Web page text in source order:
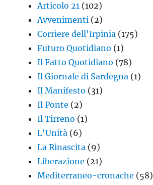
Articolo 21 (102)
Avvenimenti (2)
Corriere dell'Irpinia (175)
Futuro Quotidiano (1)
Il Fatto Quotidiano (78)
Il Giornale di Sardegna (1)
Il Manifesto (31)
Il Ponte (2)
Il Tirreno (1)
L'Unità (6)
La Rinascita (9)
Liberazione (21)
Mediterraneo-cronache (58)